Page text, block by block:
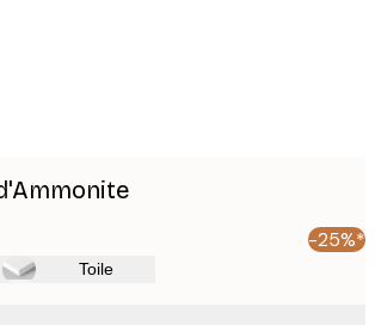
-25%*
Toile